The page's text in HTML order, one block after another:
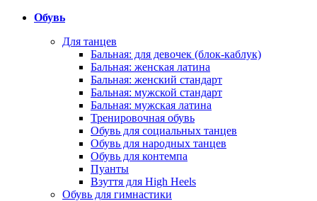
Обувь
Для танцев
Бальная: для девочек (блок-каблук)
Бальная: женская латина
Бальная: женский стандарт
Бальная: мужской стандарт
Бальная: мужская латина
Тренировочная обувь
Обувь для социальных танцев
Обувь для народных танцев
Обувь для контемпа
Пуанты
Взуття для High Heels
Обувь для гимнастики